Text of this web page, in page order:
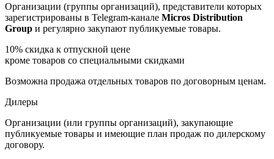
Организации (группы организаций), представители которых
зарегистрированы в Telegram-канале Micros Distribution
Group и регулярно закупают публикуемые товары.
10% скидка к отпускной цене
кроме товаров со специальными скидками
Возможна продажа отдельных товаров по договорным ценам.
Дилеры
Организации (или группы организаций), закупающие
публикуемые товары и имеющие план продаж по дилерскому
договору.